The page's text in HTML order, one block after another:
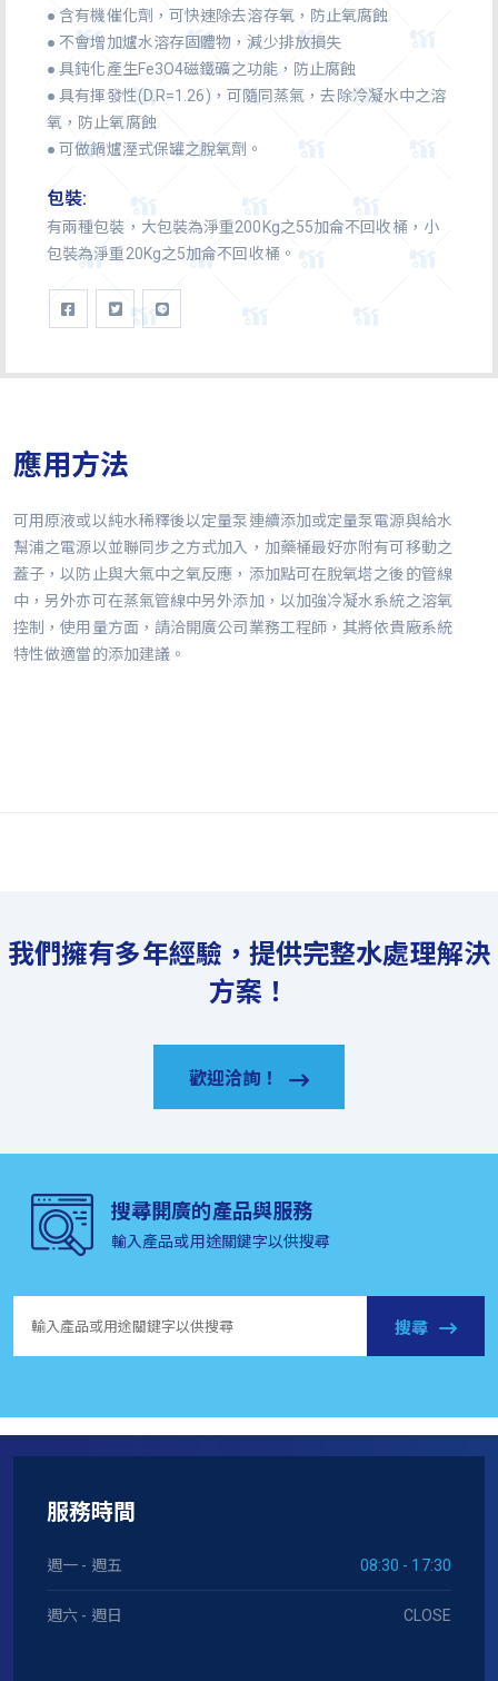
● 含有機催化劑，可快速除去溶存氧，防止氧腐蝕
● 不會增加爐水溶存固體物，減少排放損失
● 具鈍化產生Fe3O4磁鐵礦之功能，防止腐蝕
● 具有揮發性(D.R=1.26)，可隨同蒸氣，去除冷凝水中之溶
氧，防止氧腐蝕
● 可做鍋爐溼式保罐之脫氧劑。
包裝:
有兩種包裝，大包裝為淨重200Kg之55加侖不回收桶，小
包裝為淨重20Kg之5加侖不回收桶。
應用方法
可用原液或以純水稀釋後以定量泵連續添加或定量泵電源與給水
幫浦之電源以並聯同步之方式加入，加藥桶最好亦附有可移動之
蓋子，以防止與大氣中之氧反應，添加點可在脫氧塔之後的管線
中，另外亦可在蒸氣管線中另外添加，以加強冷凝水系統之溶氧
控制，使用量方面，請洽開廣公司業務工程師，其將依貴廠系統
特性做適當的添加建議。
我們擁有多年經驗，提供完整水處理解決
方案！
歡迎洽詢！
搜尋開廣的產品與服務
輸入產品或用途關鍵字以供搜尋
搜尋
服務時間
週一 - 週五 08:30 - 17:30
週六 - 週日 CLOSE